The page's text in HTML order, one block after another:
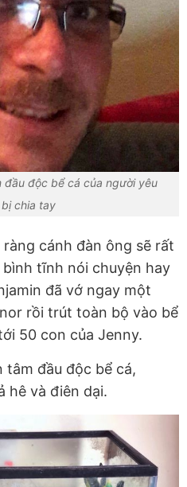
đầu độc bể cá của người yêu
chia tay
cánh đàn ông sẽ rất
tĩnh nói chuyện hay
đã vớ ngay một
rồi trút toàn bộ vào bể
50 con của Jenny.
tâm đầu độc bể cá,
hê và điên dại.